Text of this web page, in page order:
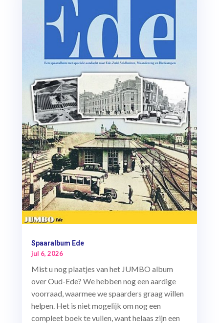
Spaaralbum Ede
jul 6, 2026
Mist u nog plaatjes van het JUMBO album
over Oud-Ede? We hebben nog een aardige
voorraad, waarmee we spaarders graag willen
helpen. Het is niet mogelijk om nog een
compleet boek te vullen, want helaas zijn een